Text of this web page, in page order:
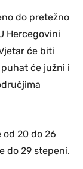
do pretežno
Hercegovini
će biti
će južni i
20 do 26
do 29 stepeni.